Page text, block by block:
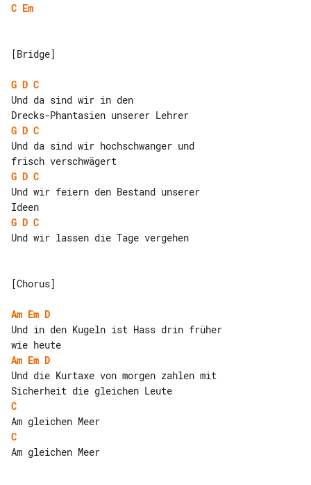
C Em
[Bridge]
G D C
Und da sind wir in den
G D C
Und da sind wir hochschwanger und
G D C
Und wir feiern den Bestand unserer
G D C
Und wir lassen die Tage vergehen
[Chorus]
Am Em D
Und in den Kugeln ist Hass drin früher
Am Em D
Und die Kurtaxe von morgen zahlen mit
C
C
Am gleichen Meer